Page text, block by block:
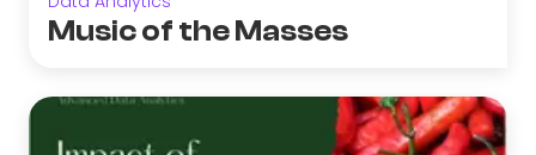
Music of the Masses